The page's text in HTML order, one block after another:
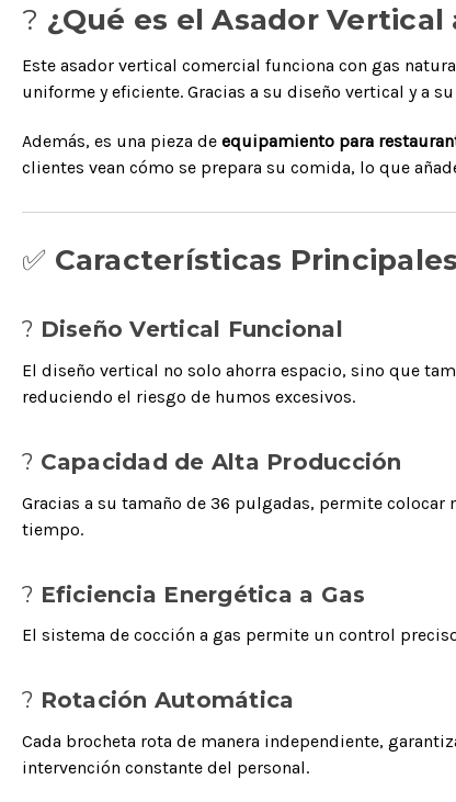
? ¿Qué es el Asador Vertical
Este asador vertical comercial funciona con gas
uniforme y eficiente. Gracias a su diseño vertical y a
Además, es una pieza de equipamiento para
clientes vean cómo se prepara su comida, lo que
✅ Características
? Diseño Vertical Funcional
El diseño vertical no solo ahorra espacio, sino que
reduciendo el riesgo de humos excesivos.
? Capacidad de Alta Producción
Gracias a su tamaño de 36 pulgadas, permite
tiempo.
? Eficiencia Energética a Gas
El sistema de cocción a gas permite un control
? Rotación Automática
Cada brocheta rota de manera independiente,
intervención constante del personal.